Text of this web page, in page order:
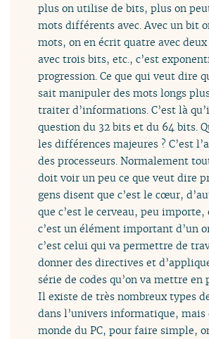
plus on utilise de bits, plus on
mots différents avec. Avec un bit
mots, on en écrit quatre avec
avec trois bits, etc., c’est
progression. Ce que qui veut dire
sait manipuler des mots longs
traiter d’informations. C’est là
question du 32 bits et du 64 bits.
les différences majeures ? C’est
des processeurs. Normalement
doit voir un peu ce que veut dire
gens disent que c’est le cœur,
que c’est le cerveau, peu importe,
c’est un élément important d’un
c’est celui qui va permettre de
donner des directives et
série de codes qu’on va mettre en
Il existe de très nombreux types
dans l’univers informatique, mais
monde du PC, pour faire simple,